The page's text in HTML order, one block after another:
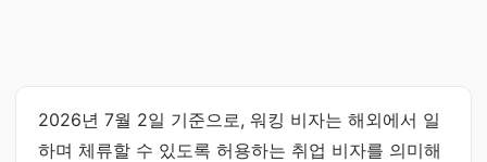
2026년 7월 2일 기준으로, 워킹 비자는 해외에서 일
하며 체류할 수 있도록 허용하는 취업 비자를 의미해